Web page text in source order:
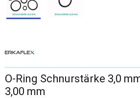
O-Ring Schnurstärke 3,0
3,00 mm